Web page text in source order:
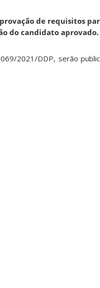
de requisitos
do candidato aprovado.
2021/DDP, serão